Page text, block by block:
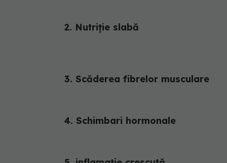
2. Nutriție slabă
3. Scăderea fibrelor musculare
4. Schimbari hormonale